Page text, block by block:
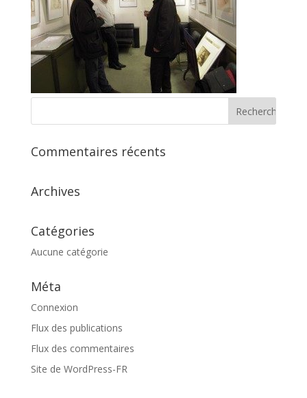
Commentaires récents
Archives
Catégories
Aucune catégorie
Méta
Connexion
Flux des publications
Flux des commentaires
Site de WordPress-FR